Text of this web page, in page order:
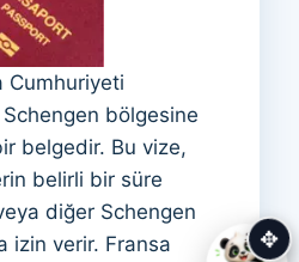
Cumhuriyeti
bölgesine
belgedir. Bu vize,
belirli bir süre
diğer Schengen
izin verir. Fransa
✥